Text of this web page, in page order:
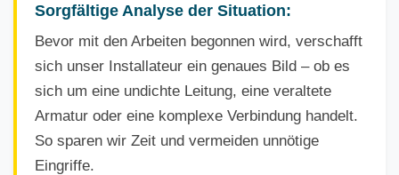
Sorgfältige Analyse der Situation:
Bevor mit den Arbeiten begonnen wird, verschafft
sich unser Installateur ein genaues Bild – ob es
sich um eine undichte Leitung, eine veraltete
Armatur oder eine komplexe Verbindung handelt.
So sparen wir Zeit und vermeiden unnötige
Eingriffe.